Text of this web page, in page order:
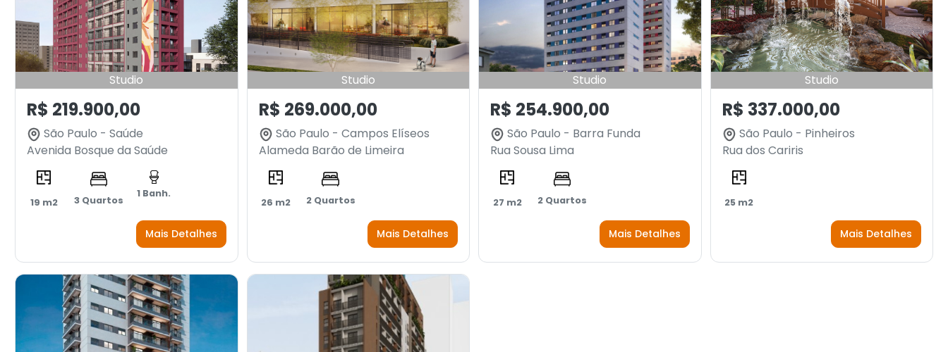
Studio
R$ 219.900,00
São Paulo - Saúde
Avenida Bosque da Saúde
19 m2 3 Quartos
1 Banh.
Mais Detalhes
Studio
R$ 269.000,00
São Paulo - Campos Elíseos
Alameda Barão de Limeira
26 m2 2 Quartos
Mais Detalhes
Studio
R$ 254.900,00
São Paulo - Barra Funda
Rua Sousa Lima
27 m2 2 Quartos
Mais Detalhes
Studio
R$ 337.000,00
São Paulo - Pinheiros
Rua dos Cariris
25 m2
Mais Detalhes